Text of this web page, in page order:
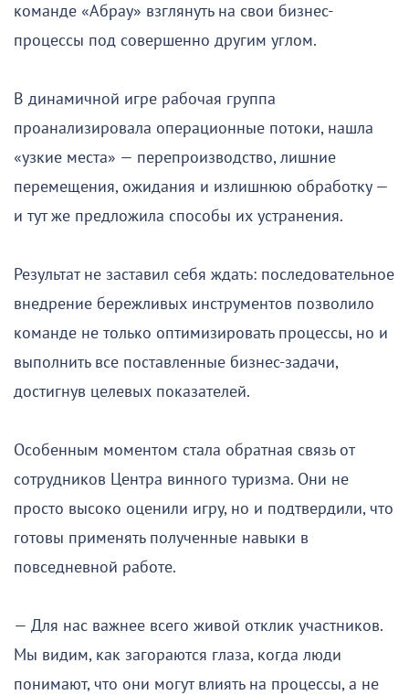
команде «Абрау» взглянуть на свои бизнес-
процессы под совершенно другим углом.
В динамичной игре рабочая группа
проанализировала операционные потоки, нашла
«узкие места» — перепроизводство, лишние
перемещения, ожидания и излишнюю обработку —
и тут же предложила способы их устранения.
Результат не заставил себя ждать: последовательное
внедрение бережливых инструментов позволило
команде не только оптимизировать процессы, но и
выполнить все поставленные бизнес-задачи,
достигнув целевых показателей.
Особенным моментом стала обратная связь от
сотрудников Центра винного туризма. Они не
просто высоко оценили игру, но и подтвердили, что
готовы применять полученные навыки в
повседневной работе.
— Для нас важнее всего живой отклик участников.
Мы видим, как загораются глаза, когда люди
понимают, что они могут влиять на процессы, а не